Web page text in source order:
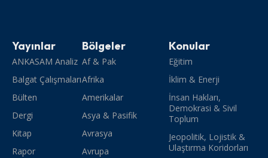
Yayınlar
ANKASAM Analiz
Balgat Çalışmaları
Bülten
Dergi
Kitap
Rapor
Bölgeler
Af & Pak
Afrika
Amerikalar
Asya & Pasifik
Avrasya
Avrupa
Konular
Eğitim
İklim & Enerji
İnsan Hakları,
Demokrasi & Sivil
Toplum
Jeopolitik, Lojistik &
Ulaştırma Koridorları